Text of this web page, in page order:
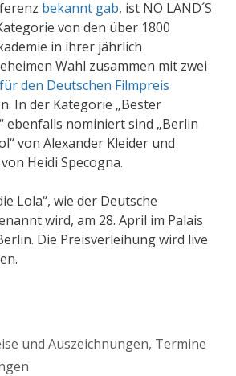
bekannt gab, ist NO LAND´S
von den über 1800
in ihrer jährlich
Wahl zusammen mit zwei
für den Deutschen Filmpreis
In der Kategorie „Bester
ebenfalls nominiert sind „Berlin
von Alexander Kleider und
Heidi Specogna.
Lola“, wie der Deutsche
wird, am 28. April im Palais
Die Preisverleihung wird live
und Auszeichnungen, Termine